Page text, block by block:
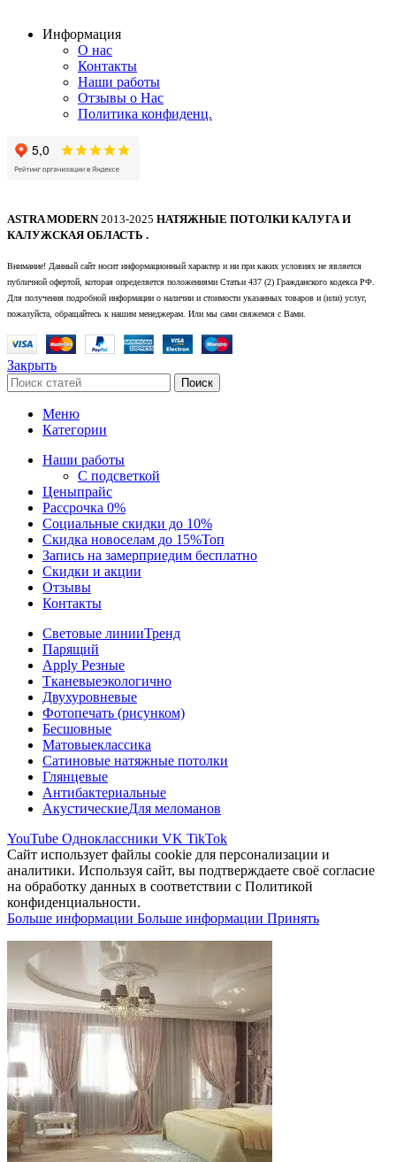
Информация
О нас
Контакты
Наши работы
Отзывы о Нас
Политика конфиденц.
ASTRA MODERN2013-2025 НАТЯЖНЫЕ ПОТОЛКИ КАЛУГА И
КАЛУЖСКАЯ ОБЛАСТЬ .
Внимание! Данный сайт носит информационный характер и ни при каких условиях не является
публичной офертой, которая определяется положениями Статьи 437 (2) Гражданского кодекса РФ.
Для получения подробной информации о наличии и стоимости указанных товаров и (или) услуг,
пожалуйста, обращайтесь к нашим менеджерам. Или мы сами свяжемся с Вами.
Закрыть
Поиск
Меню
Категории
Наши работы
С подсветкой
Ценыпрайс
Рассрочка 0%
Социальные скидки до 10%
Скидка новоселам до 15%Топ
Запись на замерприедим бесплатно
Скидки и акции
Отзывы
Контакты
Световые линииТренд
Парящий
Apply Резные
Тканевыеэкологично
Двухуровневые
Фотопечать (рисунком)
Бесшовные
Матовыеклассика
Сатиновые натяжные потолки
Глянцевые
Антибактериальные
АкустическиеДля меломанов
YouTube Одноклассники VK TikTok
Сайт использует файлы cookie для персонализации и
аналитики. Используя сайт, вы подтверждаете своё согласие
на обработку данных в соответствии с Политикой
конфиденциальности.
Больше информации Больше информации Принять